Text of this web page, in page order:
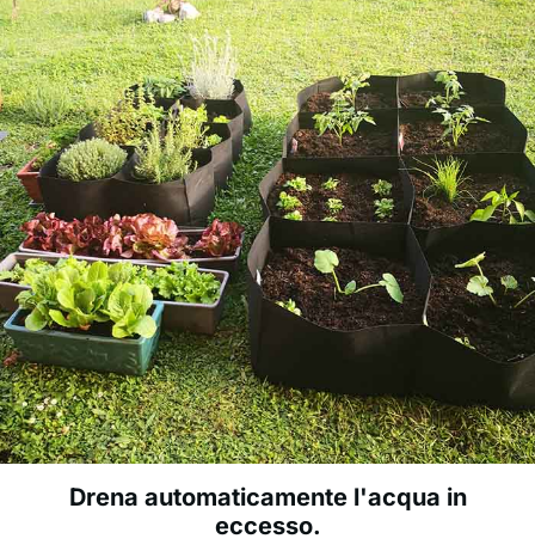
Drena automaticamente l'acqua in
eccesso.